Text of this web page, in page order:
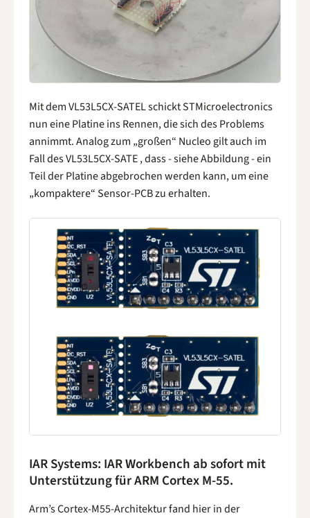
Mit dem VL53L5CX-SATEL schickt STMicroelectronics
nun eine Platine ins Rennen, die sich des Problems
annimmt. Analog zum „großen“ Nucleo gilt auch im
Fall des VL53L5CX-SATE , dass - siehe Abbildung - ein
Teil der Platine abgebrochen werden kann, um eine
„kompaktere“ Sensor-PCB zu erhalten.
IAR Systems: IAR Workbench ab sofort mit
Unterstützung für ARM Cortex M-55.
Arm’s Cortex-M55-Architektur fand hier in der